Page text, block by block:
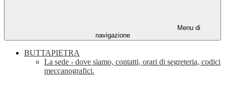
Menu di
navigazione
BUTTAPIETRA
La sede - dove siamo, contatti, orari di segreteria, codici
meccanografici.